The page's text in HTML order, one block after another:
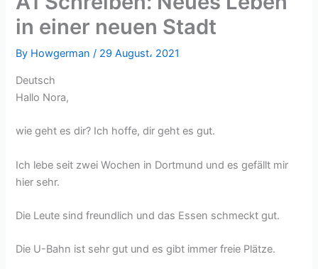
in einer neuen Stadt
By Howgerman/ 29 August، 2021
Deutsch
Hallo Nora,
wie geht es dir? Ich hoffe, dir geht es gut.
Ich lebe seit zwei Wochen in Dortmund und es gefällt mir
hier sehr.
Die Leute sind freundlich und das Essen schmeckt gut.
Die U-Bahn ist sehr gut und es gibt immer freie Plätze.